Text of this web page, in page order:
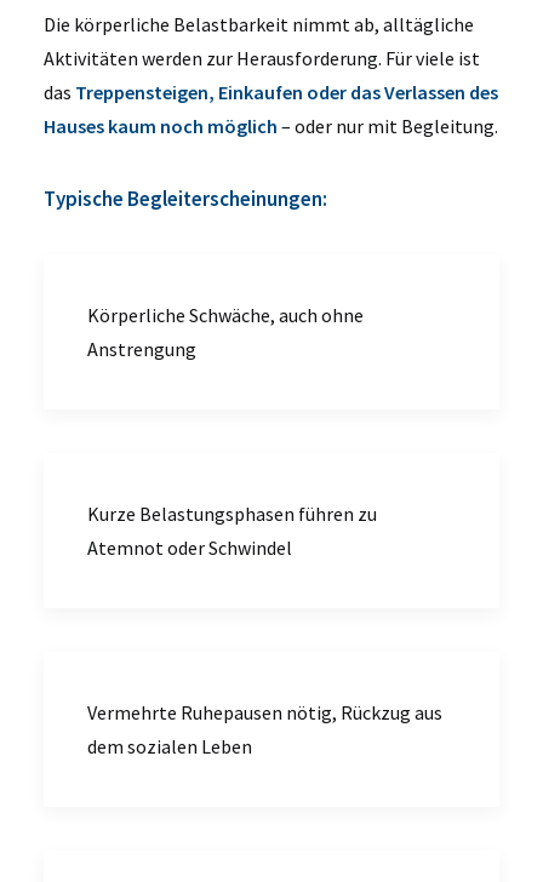
Die körperliche Belastbarkeit nimmt ab, alltägliche
Aktivitäten werden zur Herausforderung. Für viele ist
das Treppensteigen, Einkaufen oder das Verlassen des
Hauses kaum noch möglich – oder nur mit Begleitung.
Typische Begleiterscheinungen:
Körperliche Schwäche, auch ohne
Anstrengung
Kurze Belastungsphasen führen zu
Atemnot oder Schwindel
Vermehrte Ruhepausen nötig, Rückzug aus
dem sozialen Leben